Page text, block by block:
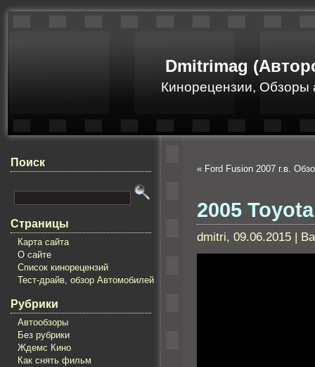
Dmitrimag
Кинорецензии, Обзоры
Поиск
Страницы
Карта сайта
О сайте
Список кинорецензий
Тест-драйв, обзор Автомобилей
Рубрики
Автообзоры
Без рубрики
Ждемс Кино
Как снять фильм
« Ford Fusion 2007 г.в.
2005
dmitri, 09.06.2015 |